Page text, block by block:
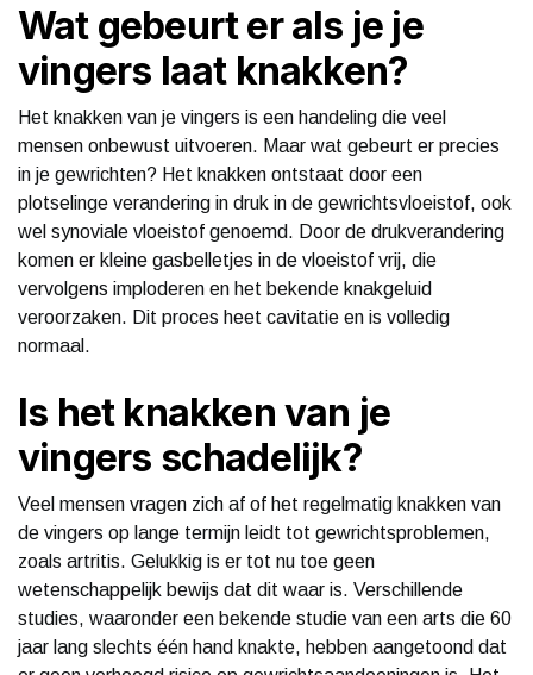
Wat gebeurt er als je je
vingers laat knakken?
Het knakken van je vingers is een handeling die veel
mensen onbewust uitvoeren. Maar wat gebeurt er precies
in je gewrichten? Het knakken ontstaat door een
plotselinge verandering in druk in de gewrichtsvloeistof, ook
wel synoviale vloeistof genoemd. Door de drukverandering
komen er kleine gasbelletjes in de vloeistof vrij, die
vervolgens imploderen en het bekende knakgeluid
veroorzaken. Dit proces heet cavitatie en is volledig
normaal.
Is het knakken van je
vingers schadelijk?
Veel mensen vragen zich af of het regelmatig knakken van
de vingers op lange termijn leidt tot gewrichtsproblemen,
zoals artritis. Gelukkig is er tot nu toe geen
wetenschappelijk bewijs dat dit waar is. Verschillende
studies, waaronder een bekende studie van een arts die 60
jaar lang slechts één hand knakte, hebben aangetoond dat